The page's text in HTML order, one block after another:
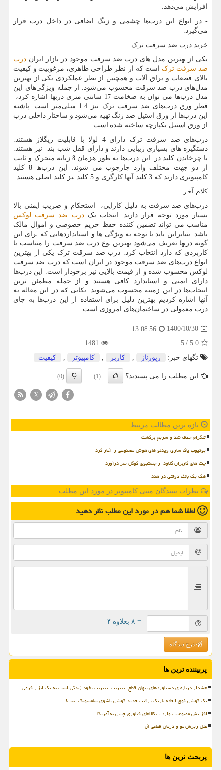
افزایش می‌دهد.
- در انواع این درب‌ها چشمی و زنگ اضافی در داخل درب قرار
می‌گیرد.
خرید درب ضد سرقت ترک
یکی از بهترین مدل های درب ضد سرقت موجود در بازار ایران درب
ضد سرقت ترک است که از نظر طراحی ظاهری، مرغوبیت و کیفیت
بالای قطعات و یراق آلات و همچنین از نظر عملکردی یکی از بهترین
مدل‌های درب ضد سرقت محسوب می‌شود. از جمله ویژگی‌های این
مدل درب‌ها می توان به ضخامت 17 سانتی متری دربها اشاره کرد،
قطر ورق درب‌های ضد سرقت ترک نیز 1.4 میلی‌متر است. پاشنه
این درب‌ها از ورق استیل ضد زنگ تهیه می‌شود و ساختار داخلی درب
از ورق استیل یکپارچه ساخته شده است.
درب‌های ضد سرقت ترک دارای 4 لولا با قابلیت ریگلاژ هستند.
دستگیره های بسیاری زیبایی دارند و دارای قفل شب بند نیز هستند.
با چرخاندن کلید در این درب‌ها به طور هزمان 8 زبانه متحرک و ثابت
از دو جهت مختلف وارد چارچوب می شوند. این درب‌ها 8 کلید
کامپیوتری دارند که 3 کلید آنها کارگری و 5 کلید نیز کلید اصلی هستند.
کلام آخر
درب‌های ضد سرقت به دلیل کارایی، استحکام و ضریب ایمنی بالا
بسیار مورد توجه قرار دارند. انتخاب یکدرب ضد سرقت لوکس
مناسب می تواند تضمین کننده حفظ حریم خصوصی و اموال مالک
باشد. بنبابراین باید با توجه به ویژگی ها و استانداردهایی که برای این
گونه دربها تعریف می‌شود بهترین نوع درب ضد سرقت را متناسب با
کاربردی که دارد انتخاب کرد. درب ضد سرقت ترک یکی از بهترین
انواع درب‌های ضد سرقت موجود در ایران است که درب ضد سرقت
لوکس محسوب شده و از قیمت بالایی نیز برخودار است. این درب‌ها
دارای ایمنی و استاندارد کافی هستند و از جمله مطمئن ترین
انتخاب‌ها در این زمینه محسوب می‌شوند. نکاتی که در این مقاله به
آنها اشاره کردیم بهترین دلیل برای استفاده از این درب‌ها به جای
درب معمولی در ساختمان‌های امروزی است.
1400/10/30
13:08:56
5.0
/
5
1481
تگهای خبر:
رپورتاژ , كاربر , كامپیوتر , كیفیت
این مطلب را می پسندید؟ (1)
(0)
X
تازه ترین مطالب مرتبط
تلگرام حذف شد و سریع برگشت
یوتیوب پاک سازی ویدئو های هوش مصنوعی را آغاز کرد
چت های کاربران کلاود از جستجوی گوگل سر درآورد
هک یک بانک دولتی در هند
نظرات بینندگان مینی کامپیوتر در مورد این مطلب
لطفا شما همدر مورد این مطلبنظر دهید
= ۸ بعلاوه ۳
درج دیدگاه
پربیننده ترین ها
هشدار درباره ی دستاوردهای پنهان قطع اینترنت اینترنت، خود زندگی است نه یک ابزار فرعی
یک گوشی فوق العاده باریک، رقیب جدید گوشی تاشوی سامسونگ است!
افزایش ممنوعیت واردات کالاهای فناوری چینی به آمریکا
علل ریزش مو و درمان قطعی آن
پربحث ترین ها